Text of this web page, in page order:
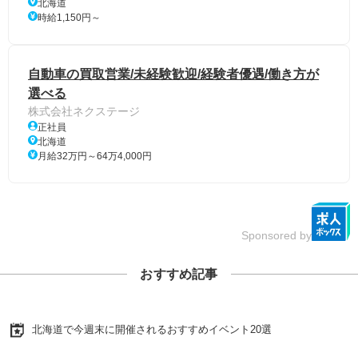
北海道
時給1,150円～
自動車の買取営業/未経験歓迎/経験者優遇/働き方が
選べる
株式会社ネクステージ
正社員
北海道
月給32万円～64万4,000円
Sponsored by
おすすめ記事
北海道で今週末に開催されるおすすめイベント20選